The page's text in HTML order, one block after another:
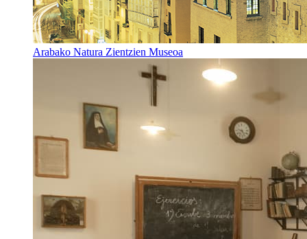
Arabako Natura Zientzien Museoa